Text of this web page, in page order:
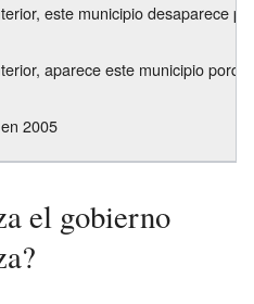
este municipio desaparece
aparece este municipio
2005
el gobierno